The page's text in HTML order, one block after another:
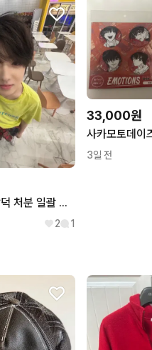
엔시티위시 탈덕 처분 일괄 판매 사쿠야
2 1
33,000원
3일 전